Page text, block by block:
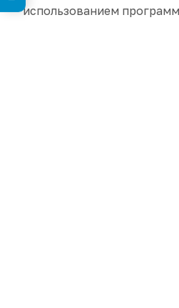
использованием